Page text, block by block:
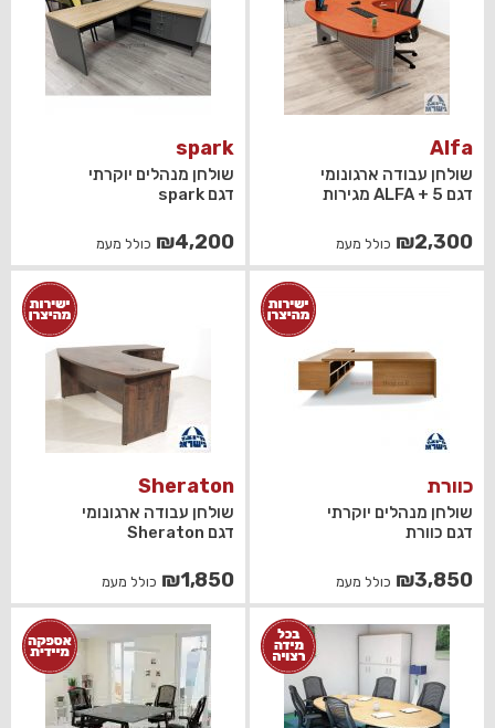
Alfa
שולחן עבודה ארגונומי
דגם ALFA + 5 מגירות
₪2,300 כולל מעמ
spark
שולחן מנהלים יוקרתי
דגם spark
₪4,200 כולל מעמ
כוורת
שולחן מנהלים יוקרתי
דגם כוורת
₪3,850 כולל מעמ
Sheraton
שולחן עבודה ארגונומי
דגם Sheraton
₪1,850 כולל מעמ